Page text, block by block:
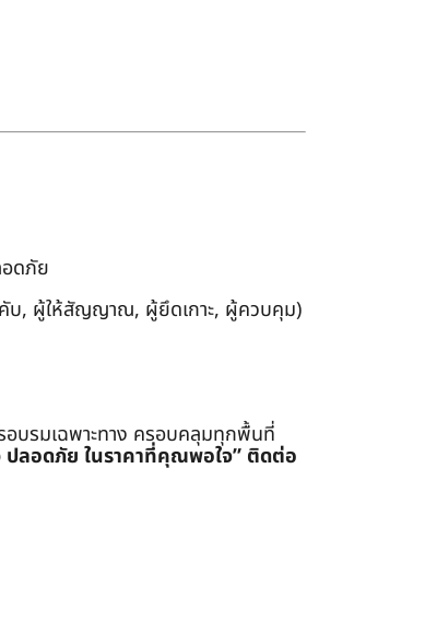
ดภัย
บ, ผู้ให้สัญญาณ, ผู้ยึดเกาะ, ผู้ควบคุม)
อบรมเฉพาะทาง ครอบคลุมทุกพื้นที่
ปลอดภัย ในราคาที่คุณพอใจ” ติดต่อ